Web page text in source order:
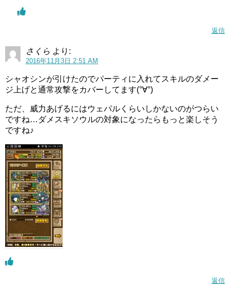
返信
さくら より:
2016年11月3日 2:51 AM
シャオシンが引けたのでパーティに入れてスキルのダメー
ジ上げと通常攻撃をカバーしてます(°∀°)
ただ、威力あげるにはウェパルくらいしかないのがつらい
ですね…ダメスキソウルの対象になったらもっと楽しそう
ですね♪
返信